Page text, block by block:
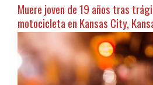
Muere joven de 19 años tras
motocicleta en Kansas City,